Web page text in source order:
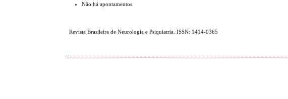
Não há apontamentos.
Revista Brasileira de Neurologia e Psiquiatria. ISSN: 1414-0365